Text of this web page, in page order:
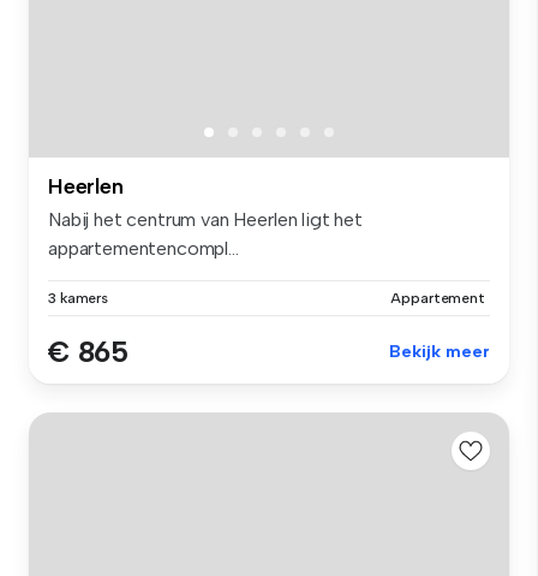
Heerlen
Nabij het centrum van Heerlen ligt het
appartementencompl...
3 kamers Appartement
€ 865 Bekijk meer